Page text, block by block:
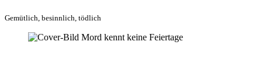
Gemütlich, besinnlich, tödlich